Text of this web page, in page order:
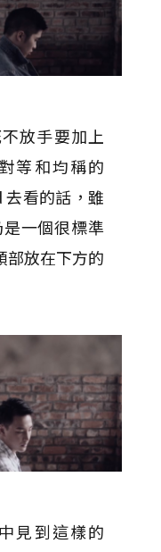
放手要加上
等和均稱的
看的話，雖
一個很標準
放在下方的
見到這樣的